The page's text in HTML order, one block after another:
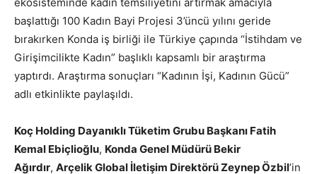
ekosisteminde kadın temsiliyetini artırmak amacıyla
başlattığı 100 Kadın Bayi Projesi 3’üncü yılını geride
bırakırken Konda iş birliği ile Türkiye çapında “İstihdam ve
Girişimcilikte Kadın” başlıklı kapsamlı bir araştırma
yaptırdı. Araştırma sonuçları “Kadının İşi, Kadının Gücü”
adlı etkinlikte paylaşıldı.
Koç Holding Dayanıklı Tüketim Grubu Başkanı Fatih
Kemal Ebiçlioğlu, Konda Genel Müdürü Bekir
Ağırdır, Arçelik Global İletişim Direktörü Zeynep Özbil’in